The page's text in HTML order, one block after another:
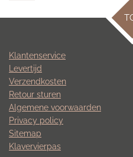
Klantenservice
Levertijd
Verzendkosten
Retour sturen
Algemene voorwaarden
Privacy policy
Sitemap
Klavervierpas